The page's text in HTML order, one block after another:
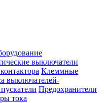
выключатели
Клеммные
выключателей-
Предохранители
тока